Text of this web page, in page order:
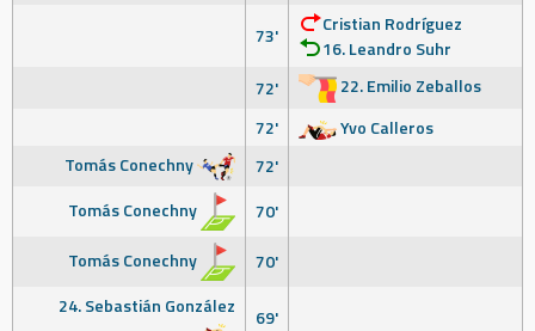
73'
Cristian Rodríguez
16. Leandro Suhr
72'
22. Emilio Zeballos
72'
Yvo Calleros
Tomás Conechny
72'
Tomás Conechny
70'
Tomás Conechny
70'
24. Sebastián González
69'